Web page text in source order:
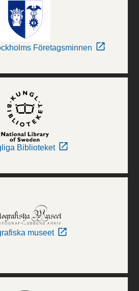
Företagsminnen
Biblioteket
museet